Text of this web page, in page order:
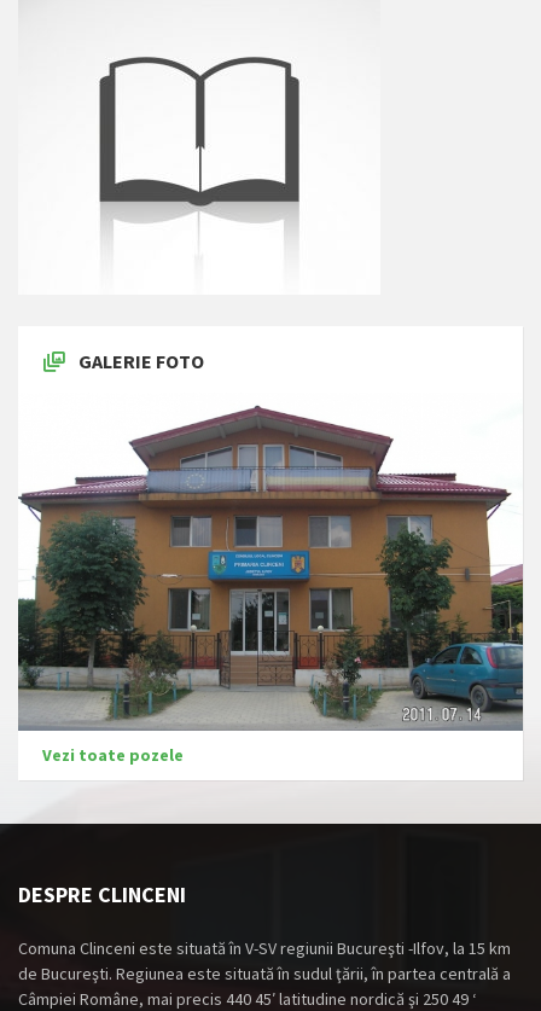
GALERIE FOTO
Vezi toate pozele
DESPRE CLINCENI
Comuna Clinceni este situată în V-SV regiunii Bucureşti -Ilfov, la 15 km
de Bucureşti. Regiunea este situată în sudul ţării, în partea centrală a
Câmpiei Române, mai precis 440 45′ latitudine nordică şi 250 49 ‘